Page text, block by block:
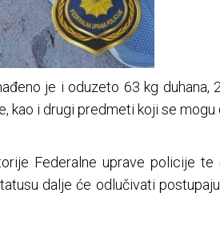
je i oduzeto 63 kg duhana,
kao i drugi predmeti koji se mogu
Federalne uprave policije
dalje će odlučivati